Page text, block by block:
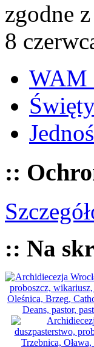
zgodne
8
WAM
::
:: Na